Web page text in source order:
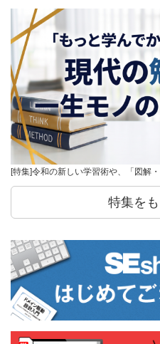
[特集]令和の新しい学習術や、「図解
特集を